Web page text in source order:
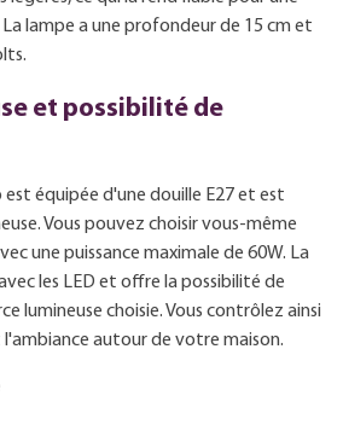
lampe a une profondeur de 15 cm et
et possibilité de
est équipée d'une douille E27 et est
Vous pouvez choisir vous-même
une puissance maximale de 60W. La
les LED et offre la possibilité de
lumineuse choisie. Vous contrôlez ainsi
l'ambiance autour de votre maison.